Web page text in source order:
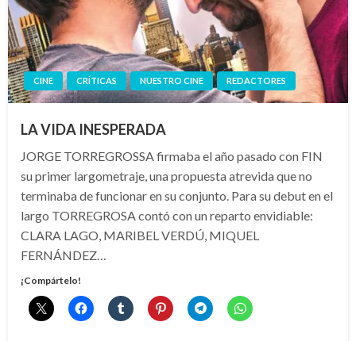
CINE CRÍTICAS NUESTRO CINE REDACTORES
LA VIDA INESPERADA
JORGE TORREGROSSA firmaba el año pasado con FIN
su primer largometraje, una propuesta atrevida que no
terminaba de funcionar en su conjunto. Para su debut en el
largo TORREGROSA contó con un reparto envidiable:
CLARA LAGO, MARIBEL VERDÚ, MIQUEL
FERNÁNDEZ…
¡Compártelo!